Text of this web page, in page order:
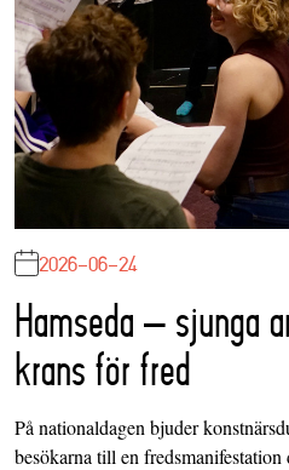
2026-06-24
Hamseda – sjunga
krans för fred
På nationaldagen bjuder
besökarna till en